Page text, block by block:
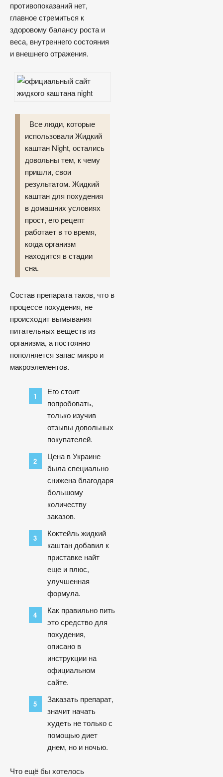
противопоказаний нет,
главное стремиться к
здоровому балансу роста и
веса, внутреннего состояния
и внешнего отражения.
Все люди, которые
использовали Жидкий
каштан Night, остались
довольны тем, к чему
пришли, свои
результатом. Жидкий
каштан для похудения
в домашних условиях
прост, его рецепт
работает в то время,
когда организм
находится в стадии
сна.
Состав препарата таков, что в
процессе похудения, не
происходит вымывания
питательных веществ из
организма, а постоянно
пополняется запас микро и
макроэлементов.
Его стоит
попробовать,
только изучив
отзывы довольных
покупателей.
Цена в Украине
была специально
снижена благодаря
большому
количеству
заказов.
Коктейль жидкий
каштан добавил к
приставке найт
еще и плюс,
улучшенная
формула.
Как правильно пить
это средство для
похудения,
описано в
инструкции на
официальном
сайте.
Заказать препарат,
значит начать
худеть не только с
помощью диет
днем, но и ночью.
Что ещё бы хотелось